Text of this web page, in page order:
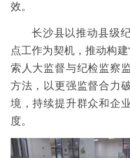
效。
长沙县以推动县级
点工作为契机，推动构
索人大监督与纪检监察
方法，以更强监督合力
境，持续提升群众和企
度。